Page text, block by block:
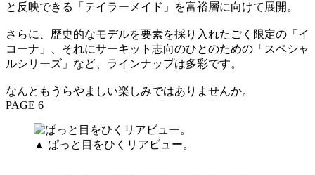
と反映できる「テイラーメイド」を富裕層に向けて展開。
さらに、歴史的なモデルを要素を採り入れたごく限定の「イ
コーナ」、それにサーキット志向のひとのための「スペシャ
ルシリーズ」など、ラインナップは多彩です。
なんともうらやましい楽しみではありませんか。
PAGE 6
▲ ぱっと目をひくリアビュー。